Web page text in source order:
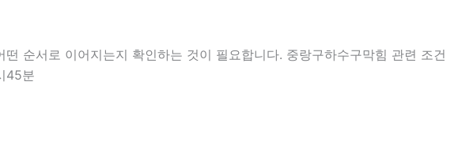
순서로 이어지는지 확인하는 것이 필요합니다. 중랑구하수구막힘 관련 조건
45분